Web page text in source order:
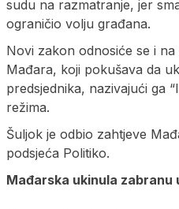
sudu na razmatranje, jer
ograničio volju građana.
Novi zakon odnosiće se i
Mađara, koji pokušava da
predsjednika, nazivajući ga
režima.
Šuljok je odbio zahtjeve
podsjeća Politiko.
Mađarska ukinula zabranu